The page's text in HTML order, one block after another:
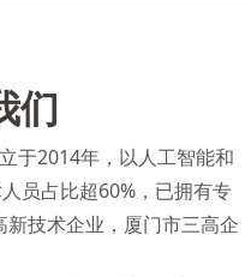
们
于2014年，以人工智能和
员占比超60%，已拥有专
技术企业，厦门市三高企